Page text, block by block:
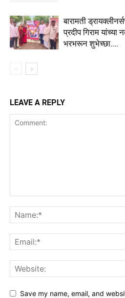
बारामती
प्रदीप गिराम यांच्या
भरभरून शुभेच्छा….
LEAVE A REPLY
Save my name, email, and